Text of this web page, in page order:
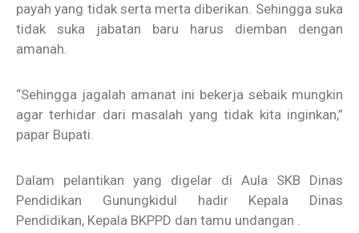
payah yang tidak serta merta diberikan. Sehingga suka
tidak suka jabatan baru harus diemban dengan
amanah.
“Sehingga jagalah amanat ini bekerja sebaik mungkin
agar terhidar dari masalah yang tidak kita inginkan,”
papar Bupati.
Dalam pelantikan yang digelar di Aula SKB Dinas
Pendidikan Gunungkidul hadir Kepala Dinas
Pendidikan, Kepala BKPPD dan tamu undangan .